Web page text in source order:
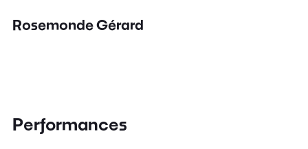
Rosemonde Gérard
Performances